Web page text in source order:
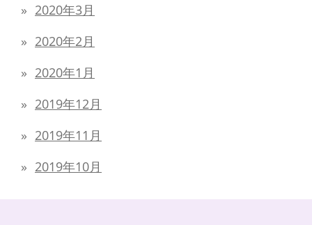
2020年3月
2020年2月
2020年1月
2019年12月
2019年11月
2019年10月